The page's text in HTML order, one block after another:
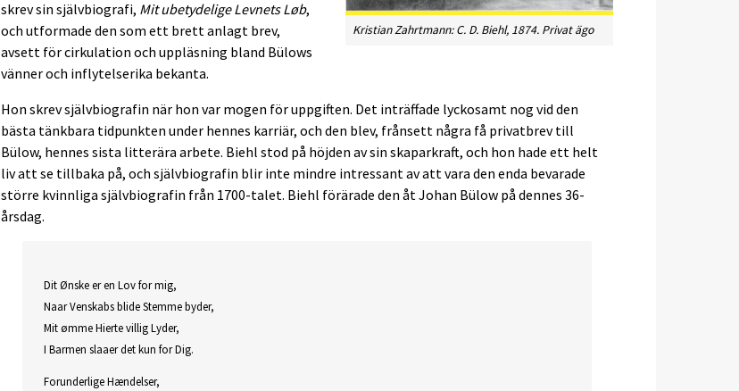
Kristian Zahrtmann: C. D. Biehl, 1874. Privat ägo
skrev sin självbiografi, Mit ubetydelige Levnets Løb,
och utformade den som ett brett anlagt brev,
avsett för cirkulation och uppläsning bland Bülows
vänner och inflytelserika bekanta.
Hon skrev självbiografin när hon var mogen för uppgiften. Det inträffade lyckosamt nog vid den
bästa tänkbara tidpunkten under hennes karriär, och den blev, frånsett några få privatbrev till
Bülow, hennes sista litterära arbete. Biehl stod på höjden av sin skaparkraft, och hon hade ett helt
liv att se tillbaka på, och självbiografin blir inte mindre intressant av att vara den enda bevarade
större kvinnliga självbiografin från 1700-talet. Biehl förärade den åt Johan Bülow på dennes 36-
årsdag.
Dit Ønske er en Lov for mig,
Naar Venskabs blide Stemme byder,
Mit ømme Hierte villig Lyder,
I Barmen slaaer det kun for Dig.
Forunderlige Hændelser,